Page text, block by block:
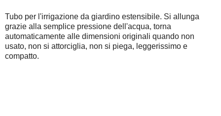
Tubo per l'irrigazione da giardino estensibile. Si allunga
grazie alla semplice pressione dell'acqua, torna
automaticamente alle dimensioni originali quando non
usato, non si attorciglia, non si piega, leggerissimo e
compatto.